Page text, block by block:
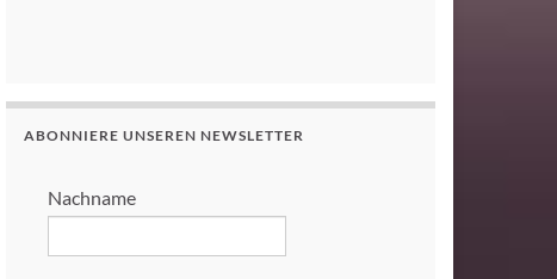
ABONNIERE UNSEREN NEWSLETTER
Nachname